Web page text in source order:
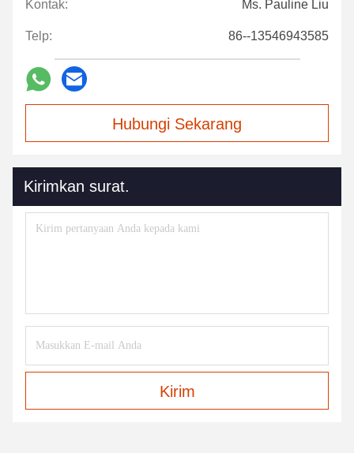
Kontak: Ms. Pauline Liu
Telp: 86--13546943585
Hubungi Sekarang
Kirimkan surat.
Kirim